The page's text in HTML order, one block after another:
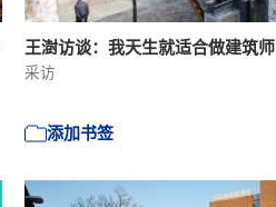
王澍访谈：我天生就适合做建筑师
采访
添加书签